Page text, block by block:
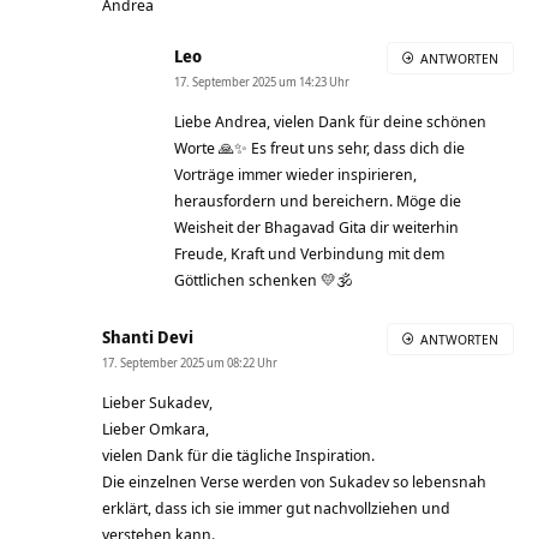
Andrea
Leo
17. September 2025 um 14:23 Uhr
Liebe Andrea, vielen Dank für deine schönen
Worte 🙏✨ Es freut uns sehr, dass dich die
Vorträge immer wieder inspirieren,
herausfordern und bereichern. Möge die
Weisheit der Bhagavad Gita dir weiterhin
Freude, Kraft und Verbindung mit dem
Göttlichen schenken 💛🕉
ANTWORTEN
Shanti Devi
17. September 2025 um 08:22 Uhr
Lieber Sukadev,
Lieber Omkara,
vielen Dank für die tägliche Inspiration.
Die einzelnen Verse werden von Sukadev so lebensnah
erklärt, dass ich sie immer gut nachvollziehen und
verstehen kann.
ANTWORTEN